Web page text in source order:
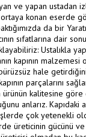
ve yapan ustadan
konan eserde
da bir
sıfatlarına dair
Ustalıkla
kapının malzemesi
hale
parçalarını
kalitesine göre
anlarız.
çok yetenekli
üreticinin gücünü